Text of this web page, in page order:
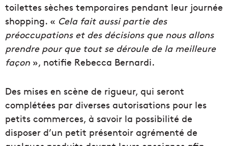
toilettes sèches temporaires pendant leur journée
shopping. « Cela fait aussi partie des
préoccupations et des décisions que nous allons
prendre pour que tout se déroule de la meilleure
façon », notifie Rebecca Bernardi.
Des mises en scène de rigueur, qui seront
complétées par diverses autorisations pour les
petits commerces, à savoir la possibilité de
disposer d’un petit présentoir agrémenté de